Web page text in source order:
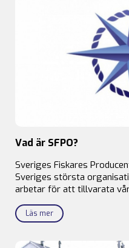
Vad är SFPO?
Sveriges Fiskares
Sveriges största
arbetar för att tillvarata
Läs mer